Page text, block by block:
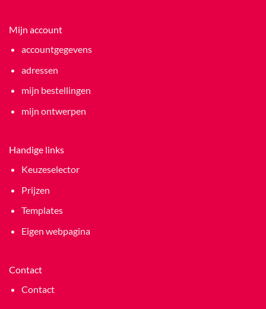
Mijn account
accountgegevens
adressen
mijn bestellingen
mijn ontwerpen
Handige links
Keuzeselector
Prijzen
Templates
Eigen webpagina
Contact
Contact